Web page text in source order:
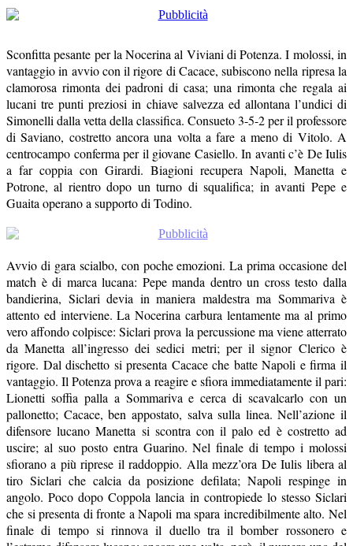
vantaggio in avvio con il rigore di Cacace, subiscono nella ripresa la
clamorosa rimonta dei padroni di casa; una rimonta che regala ai
lucani tre punti preziosi in chiave salvezza ed allontana l’undici di
Simonelli dalla vetta della classifica. Consueto 3-5-2 per il professore
di Saviano, costretto ancora una volta a fare a meno di Vitolo. A
centrocampo conferma per il giovane Casiello. In avanti c’è De Iulis
a far coppia con Girardi. Biagioni recupera Napoli, Manetta e
Potrone, al rientro dopo un turno di squalifica; in avanti Pepe e
Guaita operano a supporto di Todino.
Avvio di gara scialbo, con poche emozioni. La prima occasione del
bandierina, Siclari devia in maniera maldestra ma Sommariva è
attento ed interviene. La Nocerina carbura lentamente ma al primo
vero affondo colpisce: Siclari prova la percussione ma viene atterrato
da Manetta all’ingresso dei sedici metri; per il signor Clerico è
rigore. Dal dischetto si presenta Cacace che batte Napoli e firma il
vantaggio. Il Potenza prova a reagire e sfiora immediatamente il pari:
Lionetti soffia palla a Sommariva e cerca di scavalcarlo con un
pallonetto; Cacace, ben appostato, salva sulla linea. Nell’azione il
difensore lucano Manetta si scontra con il palo ed è costretto ad
uscire; al suo posto entra Guarino. Nel finale di tempo i molossi
sfiorano a più riprese il raddoppio. Alla mezz’ora De Iulis libera al
tiro Siclari che calcia da posizione defilata; Napoli respinge in
angolo. Poco dopo Coppola lancia in contropiede lo stesso Siclari
che si presenta di fronte a Napoli ma spara incredibilmente alto. Nel
finale di tempo si rinnova il duello tra il bomber rossonero e
l’estremo difensore lucano: ancora una volta, però, il numero uno del
Potenza ha la meglio.